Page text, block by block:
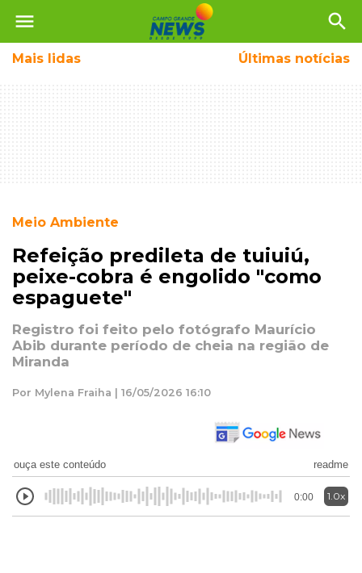
menu search
Mais lidas Últimas notícias
Meio Ambiente
Refeição predileta de tuiuiú,
peixe-cobra é engolido "como
espaguete"
Registro foi feito pelo fotógrafo Maurício
Abib durante período de cheia na região de
Miranda
Por Mylena Fraiha | 16/05/2026 16:10
ouça este conteúdo readme
0:00 1.0x